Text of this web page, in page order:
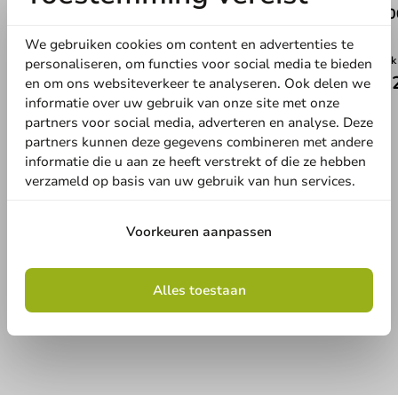
2500 stuks
€ 31,95
1 stuk
€
We gebruiken cookies om content en advertenties te
personaliseren, om functies voor social media te bieden
en om ons websiteverkeer te analyseren. Ook delen we
informatie over uw gebruik van onze site met onze
partners voor social media, adverteren en analyse. Deze
partners kunnen deze gegevens combineren met andere
informatie die u aan ze heeft verstrekt of die ze hebben
verzameld op basis van uw gebruik van hun services.
Voorkeuren aanpassen
Alles toestaan